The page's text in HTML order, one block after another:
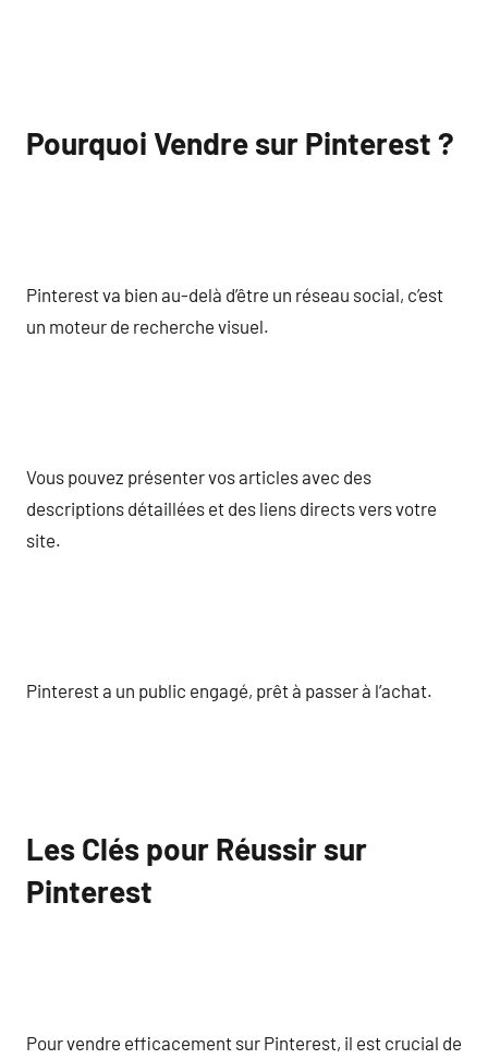
Pourquoi Vendre sur Pinterest ?
Pinterest va bien au-delà d’être un réseau social, c’est
un moteur de recherche visuel.
Vous pouvez présenter vos articles avec des
descriptions détaillées et des liens directs vers votre
site.
Pinterest a un public engagé, prêt à passer à l’achat.
Les Clés pour Réussir sur
Pinterest
Pour vendre efficacement sur Pinterest, il est crucial de